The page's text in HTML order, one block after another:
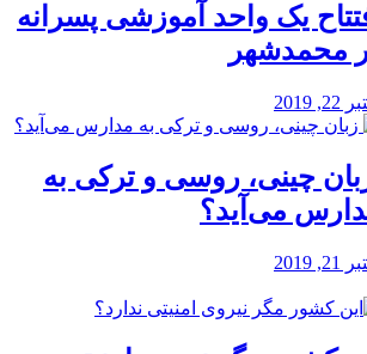
یک واحد آموزشی پسرانه
محمدشهر
2019
چینی، روسی و ترکی به
می‌آید؟
2019